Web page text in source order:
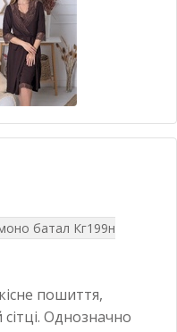
батал Кг199н
пошиття,
сітці. Однозначно